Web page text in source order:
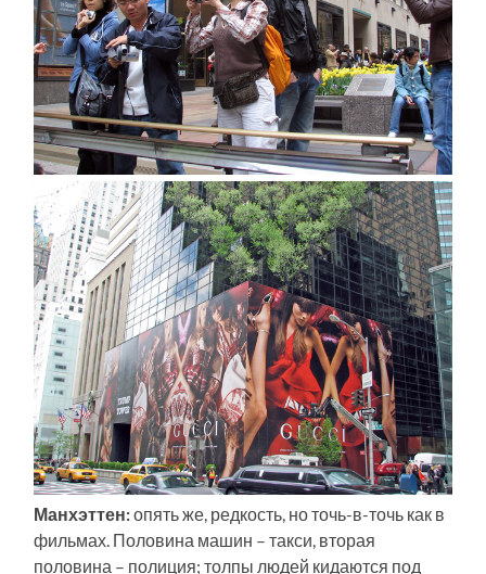
Манхэттен:опять же, редкость, но точь-в-точь как в
фильмах. Половина машин – такси, вторая
половина – полиция; толпы людей кидаются под